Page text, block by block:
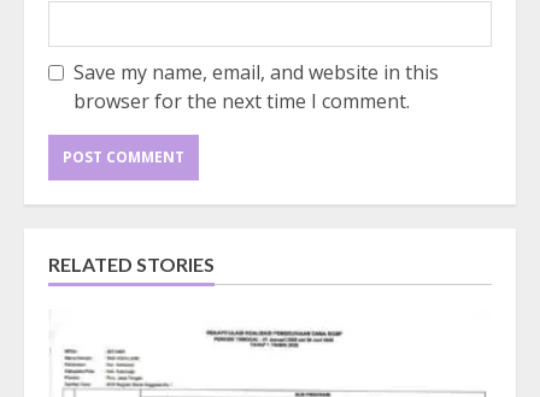
Save my name, email, and website in this
browser for the next time I comment.
RELATED STORIES